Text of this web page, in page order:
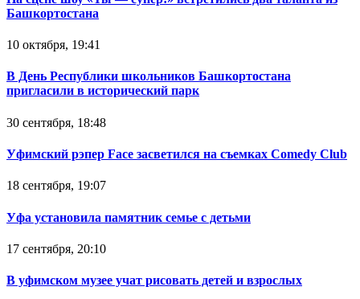
Башкортостана
10 октября, 19:41
В День Республики школьников Башкортостана
пригласили в исторический парк
30 сентября, 18:48
Уфимский рэпер Face засветился на съемках Comedy Club
18 сентября, 19:07
Уфа установила памятник семье с детьми
17 сентября, 20:10
В уфимском музее учат рисовать детей и взрослых